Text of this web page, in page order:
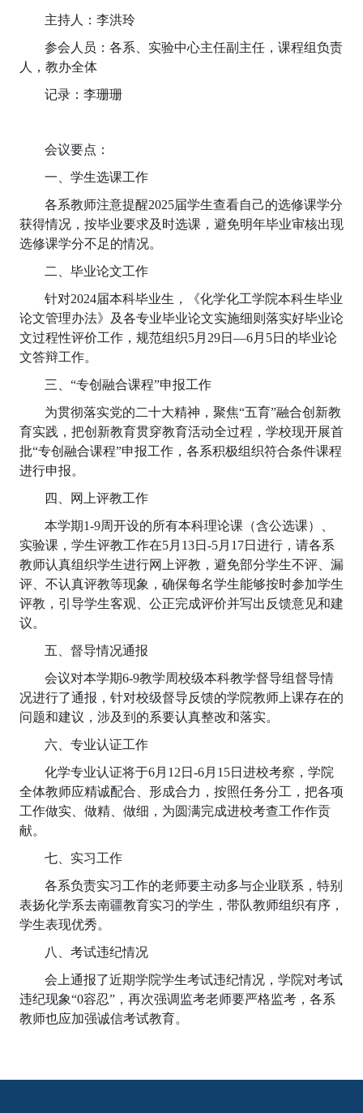
主持人：李洪玲
参会人员：各系、实验中心主任副主任，课程组负责
人，教办全体
记录：李珊珊
会议要点：
一、学生选课工作
各系教师注意提醒2025届学生查看自己的选修课学分
获得情况，按毕业要求及时选课，避免明年毕业审核出现
选修课学分不足的情况。
二、毕业论文工作
针对2024届本科毕业生，《化学化工学院本科生毕业
论文管理办法》及各专业毕业论文实施细则落实好毕业论
文过程性评价工作，规范组织5月29日—6月5日的毕业论
文答辩工作。
三、“专创融合课程”申报工作
为贯彻落实党的二十大精神，聚焦“五育”融合创新教
育实践，把创新教育贯穿教育活动全过程，学校现开展首
批“专创融合课程”申报工作，各系积极组织符合条件课程
进行申报。
四、网上评教工作
本学期1-9周开设的所有本科理论课（含公选课）、
实验课，学生评教工作在5月13日-5月17日进行，请各系
教师认真组织学生进行网上评教，避免部分学生不评、漏
评、不认真评教等现象，确保每名学生能够按时参加学生
评教，引导学生客观、公正完成评价并写出反馈意见和建
议。
五、督导情况通报
会议对本学期6-9教学周校级本科教学督导组督导情
况进行了通报，针对校级督导反馈的学院教师上课存在的
问题和建议，涉及到的系要认真整改和落实。
六、专业认证工作
化学专业认证将于6月12日-6月15日进校考察，学院
全体教师应精诚配合、形成合力，按照任务分工，把各项
工作做实、做精、做细，为圆满完成进校考查工作作贡
献。
七、实习工作
各系负责实习工作的老师要主动多与企业联系，特别
表扬化学系去南疆教育实习的学生，带队教师组织有序，
学生表现优秀。
八、考试违纪情况
会上通报了近期学院学生考试违纪情况，学院对考试
违纪现象“0容忍”，再次强调监考老师要严格监考，各系
教师也应加强诚信考试教育。